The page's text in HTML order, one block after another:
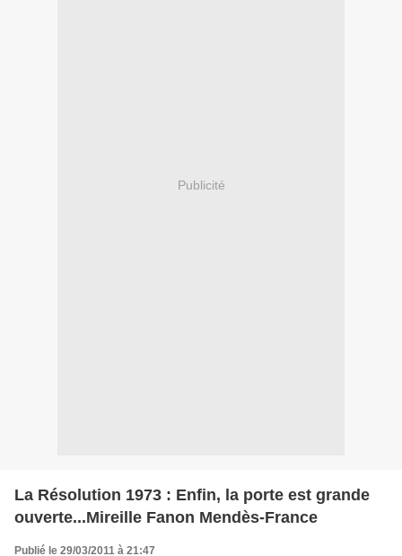
Publicité
La Résolution 1973 : Enfin, la porte est grande
ouverte...Mireille Fanon Mendès-France
Publié le 29/03/2011 à 21:47